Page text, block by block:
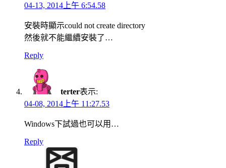
04-13, 2014上午 6:54.58
安裝時顯示could not create directory
然後就不能繼續安裝了…
Reply
terter表示:
04-08, 2014上午 11:27.53
Windows下試過也可以用…
Reply